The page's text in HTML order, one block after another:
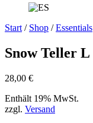
Start / Shop /Essentials
Snow Teller L
28,00 €
Enthält 19% MwSt.
zzgl. Versand